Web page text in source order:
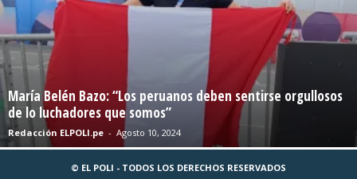
María Belén Bazo: “Los peruanos deben sentirse orgullosos
de lo luchadores que somos”
Redacción ELPOLI.pe - Agosto 10, 2024
© EL POLI - TODOS LOS DERECHOS RESERVADOS